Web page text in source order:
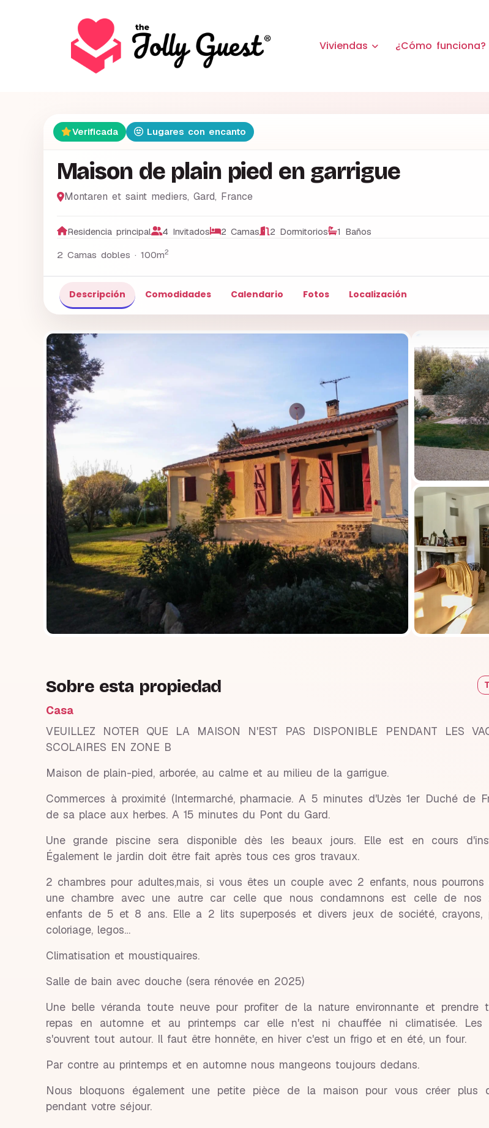
Viviendas ¿Cómo funciona?
Verificada Lugares con encanto
Maison de plain pied en garrigue
Montaren et saint mediers, Gard, France
Residencia principal 4 Invitados 2 Camas 2 Dormitorios 1 Baños
2 Camas dobles · 100m2
Descripción Comodidades Calendario Fotos Localización
Sobre esta propiedad
Casa
VEUILLEZ NOTER QUE LA MAISON N'EST PAS DISPONIBLE PENDANT LES
SCOLAIRES EN ZONE B
Maison de plain-pied, arborée, au calme et au milieu de la garrigue.
Commerces à proximité (Intermarché, pharmacie. A 5 minutes d'Uzès 1er Duché de
de sa place aux herbes. A 15 minutes du Pont du Gard.
Une grande piscine sera disponible dès les beaux jours. Elle est en cours
Également le jardin doit être fait après tous ces gros travaux.
2 chambres pour adultes,mais, si vous êtes un couple avec 2 enfants, nous pourrons
une chambre avec une autre car celle que nous condamnons est celle de nos
enfants de 5 et 8 ans. Elle a 2 lits superposés et divers jeux de société, crayons,
coloriage, legos…
Climatisation et moustiquaires.
Salle de bain avec douche (sera rénovée en 2025)
Une belle véranda toute neuve pour profiter de la nature environnante et prendre
repas en automne et au printemps car elle n'est ni chauffée ni climatisée. Les
s'ouvrent tout autour. Il faut être honnête, en hiver c'est un frigo et en été, un four.
Par contre au printemps et en automne nous mangeons toujours dedans.
Nous bloquons également une petite pièce de la maison pour vous créer plus
pendant votre séjour.